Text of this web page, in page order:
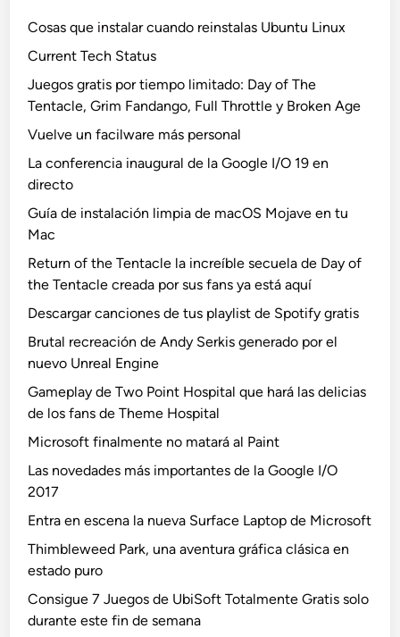
Cosas que instalar cuando reinstalas Ubuntu Linux
Current Tech Status
Juegos gratis por tiempo limitado: Day of The
Tentacle, Grim Fandango, Full Throttle y Broken Age
Vuelve un facilware más personal
La conferencia inaugural de la Google I/O 19 en
directo
Guía de instalación limpia de macOS Mojave en tu
Mac
Return of the Tentacle la increíble secuela de Day of
the Tentacle creada por sus fans ya está aquí
Descargar canciones de tus playlist de Spotify gratis
Brutal recreación de Andy Serkis generado por el
nuevo Unreal Engine
Gameplay de Two Point Hospital que hará las delicias
de los fans de Theme Hospital
Microsoft finalmente no matará al Paint
Las novedades más importantes de la Google I/O
2017
Entra en escena la nueva Surface Laptop de Microsoft
Thimbleweed Park, una aventura gráfica clásica en
estado puro
Consigue 7 Juegos de UbiSoft Totalmente Gratis solo
durante este fin de semana